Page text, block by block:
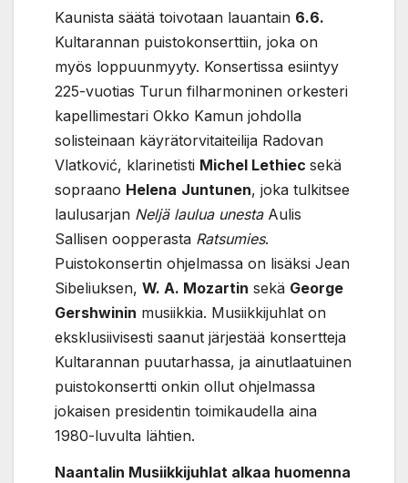
Kaunista säätä toivotaan lauantain 6.6.
Kultarannan puistokonserttiin, joka on
myös loppuunmyyty. Konsertissa esiintyy
225-vuotias Turun filharmoninen orkesteri
kapellimestari Okko Kamun johdolla
solisteinaan käyrätorvitaiteilija Radovan
Vlatković, klarinetisti Michel Lethiec sekä
sopraano Helena Juntunen, joka tulkitsee
laulusarjan Neljä laulua unesta Aulis
Sallisen oopperasta Ratsumies.
Puistokonsertin ohjelmassa on lisäksi Jean
Sibeliuksen, W. A. Mozartin sekä George
Gershwinin musiikkia. Musiikkijuhlat on
eksklusiivisesti saanut järjestää konsertteja
Kultarannan puutarhassa, ja ainutlaatuinen
puistokonsertti onkin ollut ohjelmassa
jokaisen presidentin toimikaudella aina
1980-luvulta lähtien.
Naantalin Musiikkijuhlat alkaa huomenna